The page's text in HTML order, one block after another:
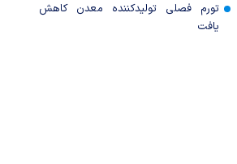
تورم فصلی تولیدکننده معدن کاهش
یافت